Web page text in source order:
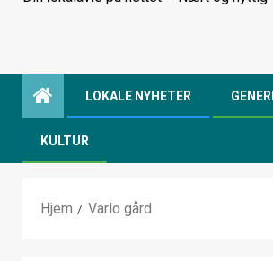
LOKALE NYHETER
KULTUR
Hjem Varlo gård